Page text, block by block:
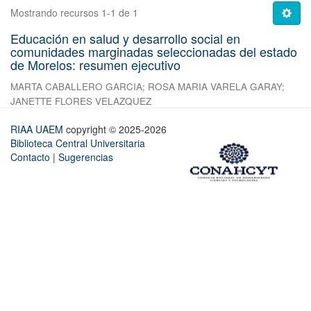
Mostrando recursos 1-1 de 1
Educación en salud y desarrollo social en
comunidades marginadas seleccionadas del estado
de Morelos: resumen ejecutivo
MARTA CABALLERO GARCIA; ROSA MARIA VARELA GARAY;
JANETTE FLORES VELAZQUEZ
RIAA UAEM copyright © 2025-2026
Biblioteca Central Universitaria
Contacto | Sugerencias